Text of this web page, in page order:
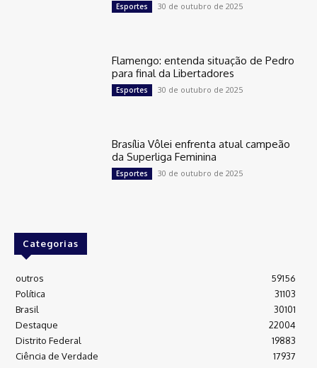
Esportes 30 de outubro de 2025
Flamengo: entenda situação de Pedro
para final da Libertadores
Esportes 30 de outubro de 2025
Brasília Vôlei enfrenta atual campeão
da Superliga Feminina
Esportes 30 de outubro de 2025
Categorias
outros
59156
Política
31103
Brasil
30101
Destaque
22004
Distrito Federal
19883
Ciência de Verdade
17937